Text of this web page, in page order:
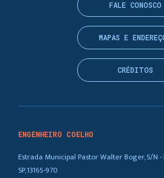
ENGENHEIRO COELHO
Estrada Municipal Pastor Walter Boger, S/N
SP, 13165-970
FALE CONOSCO
MAPAS E
CRÉDITOS